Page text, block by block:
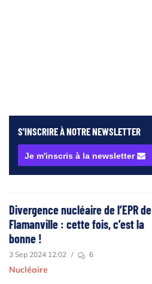
S'INSCRIRE À NOTRENEWSLETTER
Je m'inscris à la newsletter
Divergence nucléaire de l’EPR de
Flamanville : cette fois, c’est la
bonne !
3 Sep 2024 12:02 / 6
Nucléaire